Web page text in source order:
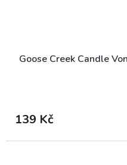
Goose Creek Candle
produktu
je
139 Kč